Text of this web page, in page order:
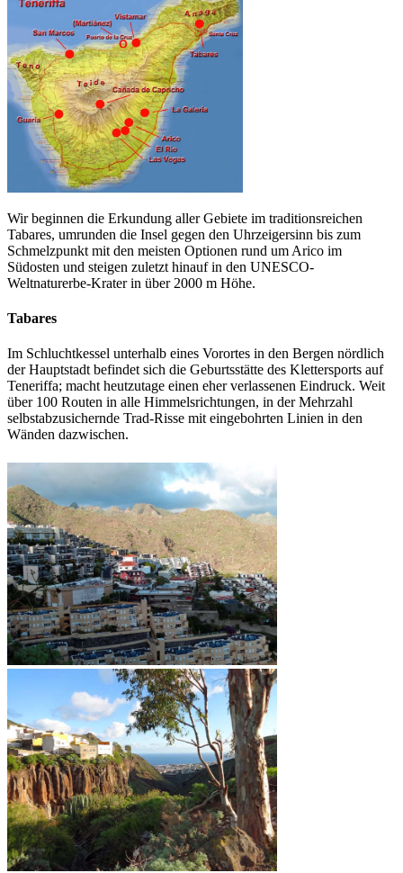
Wir beginnen die Erkundung aller Gebiete im traditionsreichen
Tabares, umrunden die Insel gegen den Uhrzeigersinn bis zum
Schmelzpunkt mit den meisten Optionen rund um Arico im
Südosten und steigen zuletzt hinauf in den UNESCO-
Weltnaturerbe-Krater in über 2000 m Höhe.
Tabares
Im Schluchtkessel unterhalb eines Vorortes in den Bergen nördlich
der Hauptstadt befindet sich die Geburtsstätte des Klettersports auf
Teneriffa; macht heutzutage einen eher verlassenen Eindruck. Weit
über 100 Routen in alle Himmelsrichtungen, in der Mehrzahl
selbstabzusichernde Trad-Risse mit eingebohrten Linien in den
Wänden dazwischen.